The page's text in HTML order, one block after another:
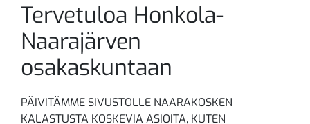
Tervetuloa Honkola-
Naarajärven
osakaskuntaan
PÄIVITÄMME SIVUSTOLLE NAARAKOSKEN
KALASTUSTA KOSKEVIA ASIOITA, KUTEN